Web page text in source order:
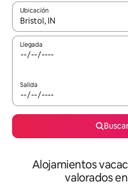
Ubicación
Cuando los resultados estén
Llegada
Salida
Alojamientos
valorados